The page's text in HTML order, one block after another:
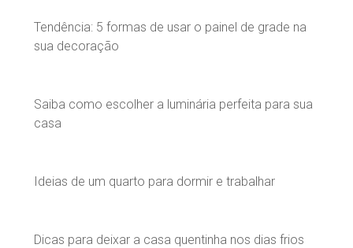
Tendência: 5 formas de usar o painel de grade na
sua decoração
Saiba como escolher a luminária perfeita para sua
casa
Ideias de um quarto para dormir e trabalhar
Dicas para deixar a casa quentinha nos dias frios